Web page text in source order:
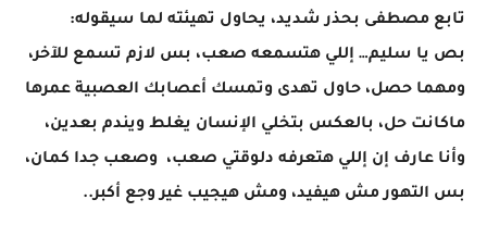
تابع مصطفى بحذر شديد، يحاول تهيئته لما سيقوله:
بص يا سليم… إللي هتسمعه صعب، بس لازم تسمع للآخر،
ومهما حصل، حاول تهدى وتمسك أعصابك العصبية عمرها
ماكانت حل، بالعكس بتخلي الإنسان يغلط ويندم بعدين،
وأنا عارف إن إللي هتعرفه دلوقتي صعب، وصعب جدا كمان،
بس التهور مش هيفيد، ومش هيجيب غير وجع أكبر..